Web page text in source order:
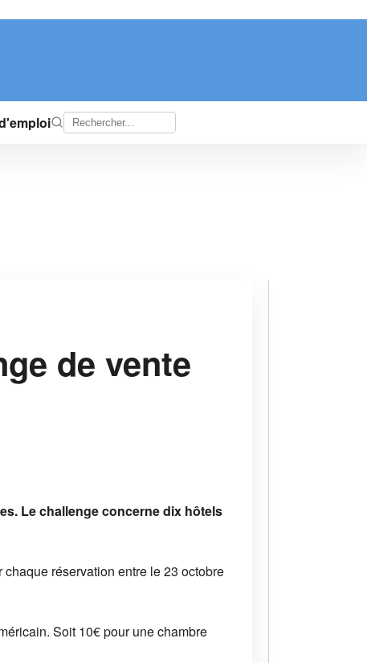
de vente
Le challenge concerne dix hôtels
réservation entre le 23 octobre
Soit 10€ pour une chambre